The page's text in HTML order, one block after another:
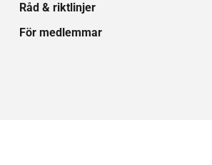
Råd & riktlinjer
För medlemmar